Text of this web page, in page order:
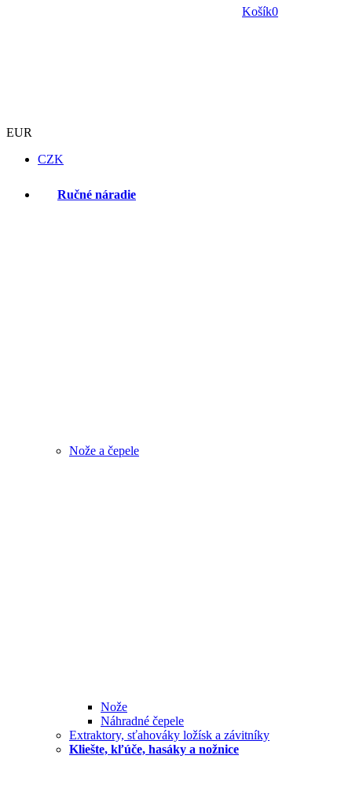
Košík0
EUR
CZK
Ručné náradie
Nože a čepele
Nože
Náhradné čepele
Extraktory, sťahováky ložísk a závitníky
Kliešte, kľúče, hasáky a nožnice